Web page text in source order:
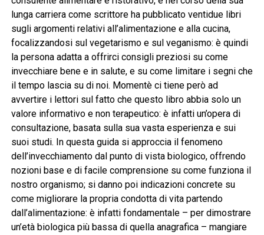
lunga carriera come scrittore ha pubblicato ventidue libri
sugli argomenti relativi all’alimentazione e alla cucina,
focalizzandosi sul vegetarismo e sul veganismo: è quindi
la persona adatta a offrirci consigli preziosi su come
invecchiare bene e in salute, e su come limitare i segni che
il tempo lascia su di noi. Momentè ci tiene però ad
avvertire i lettori sul fatto che questo libro abbia solo un
valore informativo e non terapeutico: è infatti un’opera di
consultazione, basata sulla sua vasta esperienza e sui
suoi studi. In questa guida si approccia il fenomeno
dell’invecchiamento dal punto di vista biologico, offrendo
nozioni base e di facile comprensione su come funziona il
nostro organismo; si danno poi indicazioni concrete su
come migliorare la propria condotta di vita partendo
dall’alimentazione: è infatti fondamentale – per dimostrare
un’età biologica più bassa di quella anagrafica – mangiare